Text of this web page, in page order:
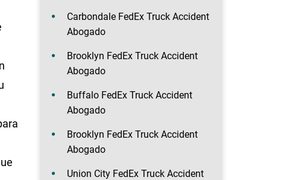
Carbondale FedEx Truck Accident
Abogado
Brooklyn FedEx Truck Accident
Abogado
Buffalo FedEx Truck Accident
Abogado
Brooklyn FedEx Truck Accident
Abogado
Union City FedEx Truck Accident